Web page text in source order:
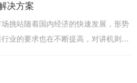
成熟可靠的网络技术，艾可慕数字通
决方案
挑站随着国内经济的快速发展，形势
业的要求也在不断提高，对讲机则是
题：（1）无可靠的报等多种保障手